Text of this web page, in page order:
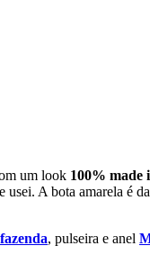
um look 100% made
usei. A bota amarela é da
, pulseira e anel